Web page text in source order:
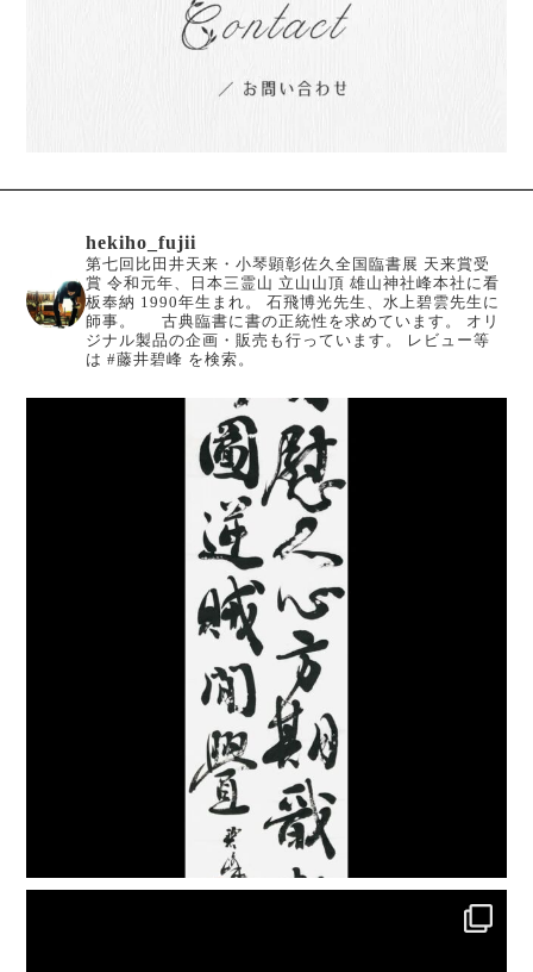
hekiho_fujii
第七回比田井天来・小琴顕彰佐久全国臨書展 天来賞受
賞 令和元年、日本三霊山 立山山頂 雄山神社峰本社に看
板奉納 1990年生まれ。
石飛博光先生、水上碧雲先生に
師事。
古典臨書に書の正統性を求めています。
オリ
ジナル製品の企画・販売も行っています。
レビュー等
は #藤井碧峰 を検索。